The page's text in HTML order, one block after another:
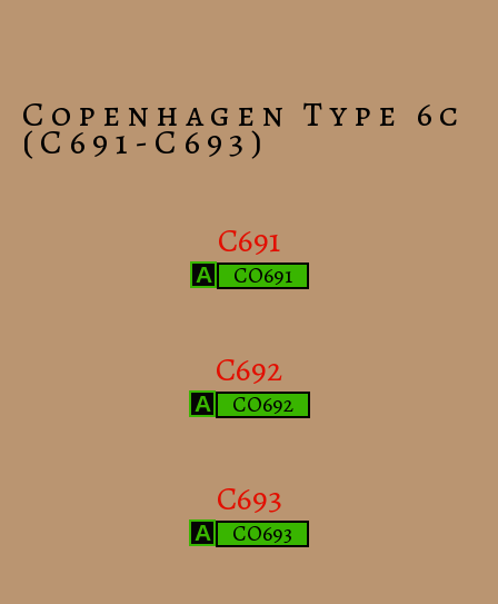
Copenhagen Type 6c
(C691-C693)
C691
A CO691
C692
A CO692
C693
A CO693